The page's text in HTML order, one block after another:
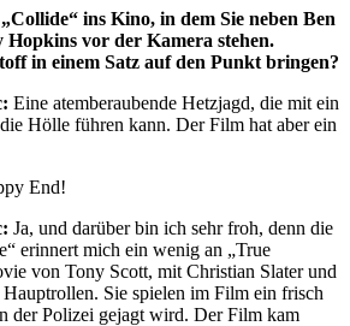
ins Kino, in dem Sie neben Ben
vor der Kamera stehen.
in einem Satz auf den Punkt bringen?
Eine atemberaubende Hetzjagd, die mit ein
Hölle führen kann. Der Film hat aber ein
End!
Ja, und darüber bin ich sehr froh, denn die
erinnert mich ein wenig an „True
von Tony Scott, mit Christian Slater und
Sie spielen im Film ein frisch
der Polizei gejagt wird. Der Film kam